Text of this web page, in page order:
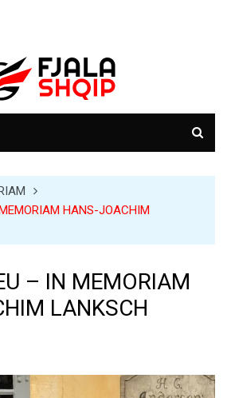
HANS-JOACHIM
– IN MEMORIAM
LANKSCH